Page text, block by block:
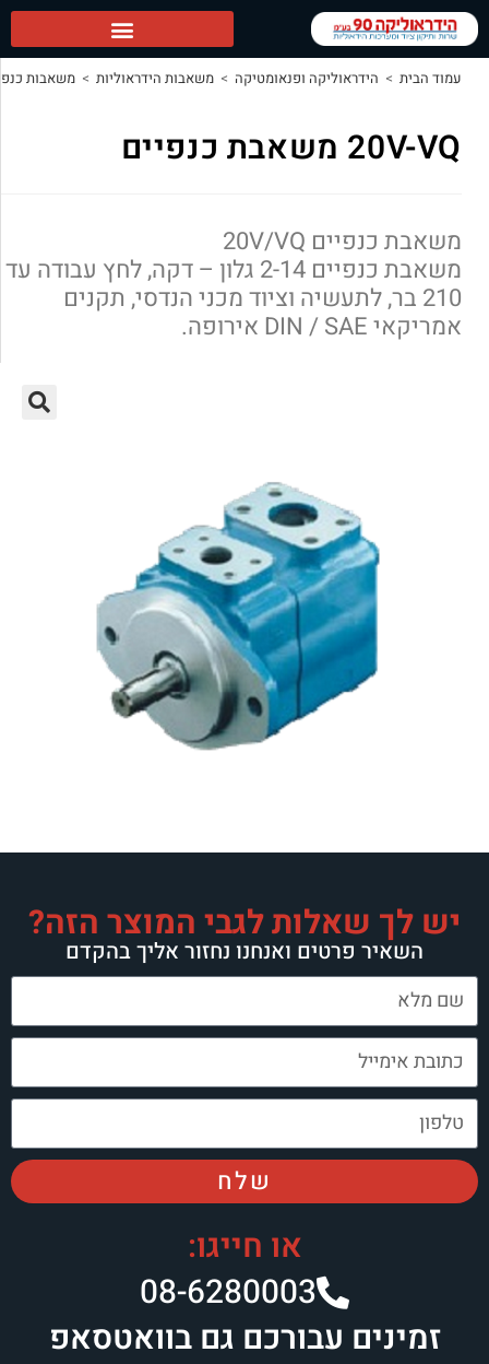
ופנאומטיקה > משאבות הידראוליות > משאבות כנפיים > 20V-VQ משאבת כנפיים
משאבת כנפיים 2-14 גלון – דקה, לחץ עבודה עד
וציוד מכני הנדסי, תקנים
לגבי המוצר הזה?
ואנחנו נחזור אליך בהקדם
08-6280003​
גם בוואטסאפ